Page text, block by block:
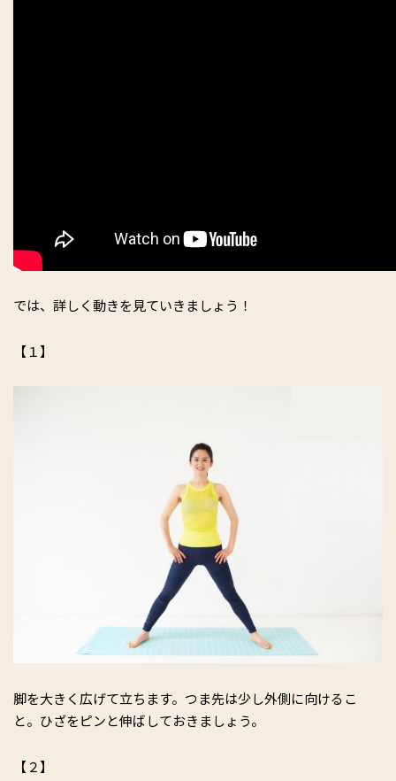
では、詳しく動きを見ていきましょう！
【１】
脚を大きく広げて立ちます。つま先は少し外側に向けるこ
と。ひざをピンと伸ばしておきましょう。
【２】